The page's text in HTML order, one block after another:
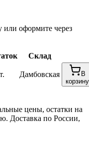
или оформите через
Склад
Дамбовская
В
корзину
цены, остатки на
Доставка по России,